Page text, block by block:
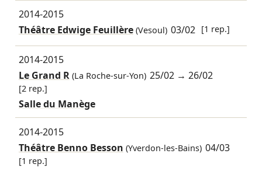
2014-2015
Théâtre Edwige Feuillère(Vesoul) 03/02 [1 rep.]
2014-2015
Le Grand R(La Roche-sur-Yon) 25/02 →26/02
[2 rep.]
Salle du Manège
2014-2015
Théâtre Benno Besson (Yverdon-les-Bains) 04/03
[1 rep.]